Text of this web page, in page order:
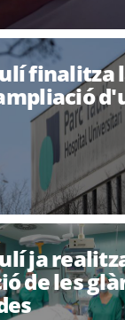
finalitza
ja
de les